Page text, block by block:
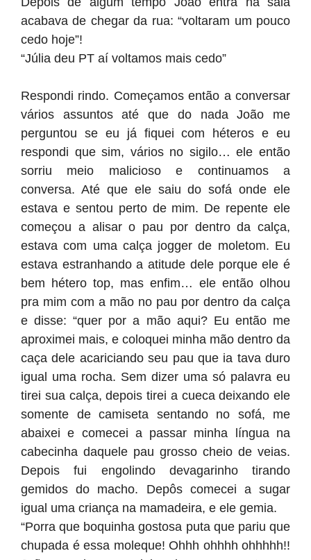
acabava de chegar da rua: “voltaram um pouco
cedo hoje”!
“Júlia deu PT aí voltamos mais cedo”
Respondi rindo. Começamos então a conversar
vários assuntos até que do nada João me
perguntou se eu já fiquei com héteros e eu
respondi que sim, vários no sigilo… ele então
sorriu meio malicioso e continuamos a
conversa. Até que ele saiu do sofá onde ele
estava e sentou perto de mim. De repente ele
começou a alisar o pau por dentro da calça,
estava com uma calça jogger de moletom. Eu
estava estranhando a atitude dele porque ele é
bem hétero top, mas enfim… ele então olhou
pra mim com a mão no pau por dentro da calça
e disse: “quer por a mão aqui? Eu então me
aproximei mais, e coloquei minha mão dentro da
caça dele acariciando seu pau que ia tava duro
igual uma rocha. Sem dizer uma só palavra eu
tirei sua calça, depois tirei a cueca deixando ele
somente de camiseta sentando no sofá, me
abaixei e comecei a passar minha língua na
cabecinha daquele pau grosso cheio de veias.
Depois fui engolindo devagarinho tirando
gemidos do macho. Depôs comecei a sugar
igual uma criança na mamadeira, e ele gemia.
“Porra que boquinha gostosa puta que pariu que
chupada é essa moleque! Ohhh ohhhh ohhhhh!!